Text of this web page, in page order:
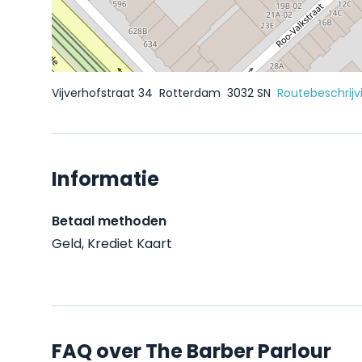
Vijverhofstraat 34 Rotterdam 3032 SN
Informatie
Betaal methoden
Geld, Krediet Kaart
FAQ over The Barber Parlour